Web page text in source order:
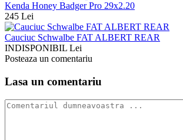
Kenda Honey Badger Pro 29x2.20
245 Lei
Cauciuc Schwalbe FAT ALBERT REAR
INDISPONIBIL Lei
Posteaza un comentariu
Lasa un comentariu